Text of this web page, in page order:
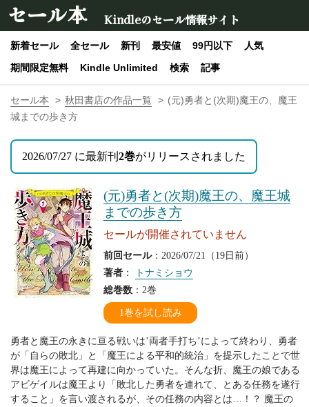
セール本 Kindleのセール情報サイト
新着セール 全セール 新刊 最安値 99円以下
人気
期間限定無料
Kindle Unlimited 検索 記事
セール本 秋田書店の作品一覧
(元)勇者と(次期)魔王の、魔王
城までの歩き方
2026/07/27 に最新刊 2巻がリリースされました
(元)勇者と(次期)魔王の、魔王城
までの歩き方
セールが開催されていません
前回セール：2026/07/21（19日前）
著者 ：
トナミショウ
総巻数 ：2巻
1巻を試し読み
勇者と魔王の永きに亘る戦いは’両者手打ち’によって終わり、勇者
が「自らの敗北」と「魔王による平和的統治」を提示したことで世
界は魔王によって再建に向かっていた。そんな折、魔王の娘である
アビゲイルは魔王より「敗北した勇者を連れて、とある任務を遂行
すること」を言い渡されるが、その任務の内容とは…！？ 魔王の